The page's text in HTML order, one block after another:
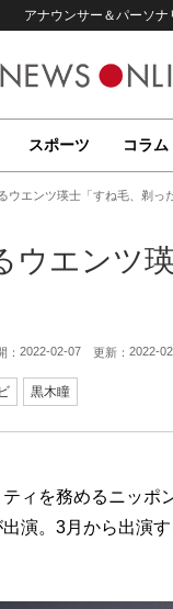
アナウンサー＆パーソナ
スポーツ コラム
ウエンツ瑛士「すね毛、剃っ
ウエンツ
： 2022-02-07 更新： 2022-
黒木瞳
ィを務めるニッポ
出演。3月から出演